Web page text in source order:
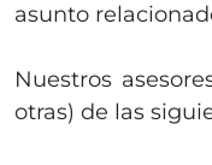
asunto
Nuestros
otras) de las